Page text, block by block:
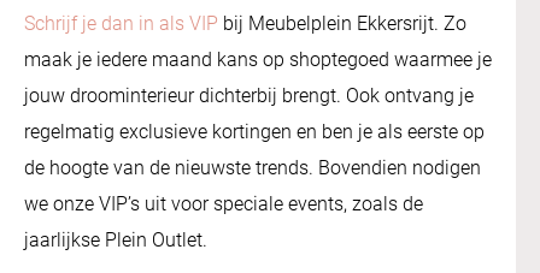
Schrijf je dan in als VIP bij Meubelplein Ekkersrijt. Zo
maak je iedere maand kans op shoptegoed waarmee je
jouw droominterieur dichterbij brengt. Ook ontvang je
regelmatig exclusieve kortingen en ben je als eerste op
de hoogte van de nieuwste trends. Bovendien nodigen
we onze VIP’s uit voor speciale events, zoals de
jaarlijkse Plein Outlet.